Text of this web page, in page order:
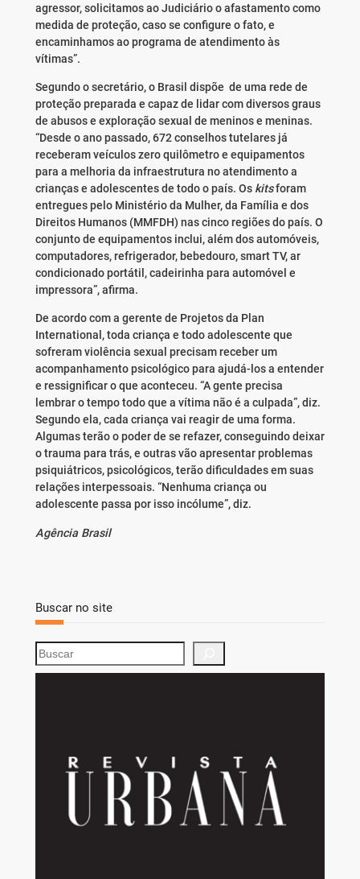
agressor, solicitamos ao Judiciário o afastamento como
medida de proteção, caso se configure o fato, e
encaminhamos ao programa de atendimento às
vítimas”.
Segundo o secretário, o Brasil dispõe de uma rede de
proteção preparada e capaz de lidar com diversos graus
de abusos e exploração sexual de meninos e meninas.
“Desde o ano passado, 672 conselhos tutelares já
receberam veículos zero quilômetro e equipamentos
para a melhoria da infraestrutura no atendimento a
crianças e adolescentes de todo o país. Os kitsforam
entregues pelo Ministério da Mulher, da Família e dos
Direitos Humanos (MMFDH) nas cinco regiões do país. O
conjunto de equipamentos inclui, além dos automóveis,
computadores, refrigerador, bebedouro, smart TV, ar
condicionado portátil, cadeirinha para automóvel e
impressora”, afirma.
De acordo com a gerente de Projetos da Plan
International, toda criança e todo adolescente que
sofreram violência sexual precisam receber um
acompanhamento psicológico para ajudá-los a entender
e ressignificar o que aconteceu. “A gente precisa
lembrar o tempo todo que a vítima não é a culpada”, diz.
Segundo ela, cada criança vai reagir de uma forma.
Algumasterão o poder de se refazer, conseguindo deixar
o trauma para trás, e outras vão apresentar problemas
psiquiátricos, psicológicos,terão dificuldades em suas
relações interpessoais. “Nenhuma criança ou
adolescente passa por isso incólume”, diz.
Agência Brasil
Buscar no site
S
e